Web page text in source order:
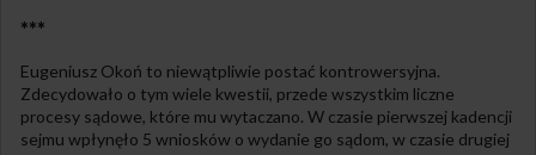
***
Eugeniusz Okoń to niewątpliwie postać kontrowersyjna.
Zdecydowało o tym wiele kwestii, przede wszystkim liczne
procesy sądowe, które mu wytaczano. W czasie pierwszej kadencji
sejmu wpłynęło 5 wniosków o wydanie go sądom, w czasie drugiej